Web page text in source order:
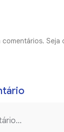
comentários. Seja